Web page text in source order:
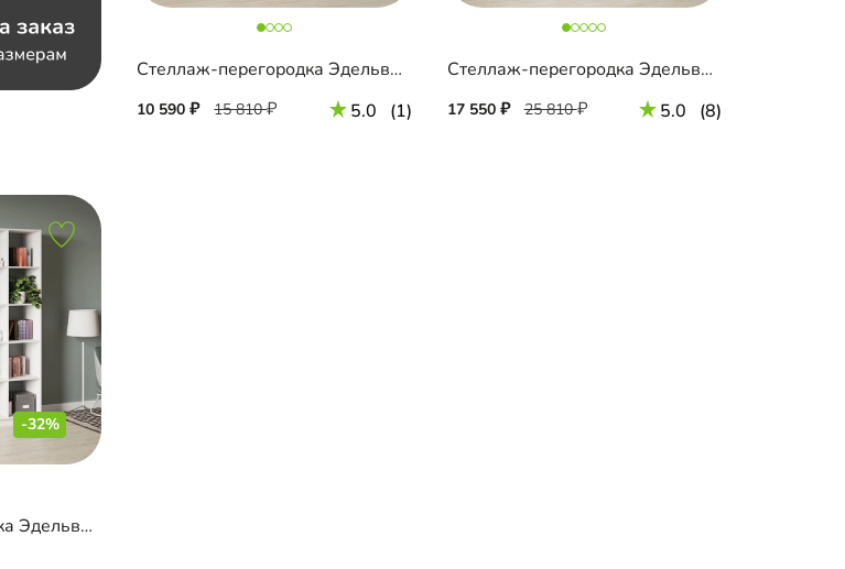
Стеллаж-перегородка Эдельвейс 4-2
10 590 15 810 5.0 (1)
Стеллаж-перегородка Эдельвейс 5-Л
17 550 25 810 5.0 (8)
-32%
Стеллаж-перегородка Эдельвейс 5-4